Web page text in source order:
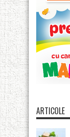
ARTICOLE